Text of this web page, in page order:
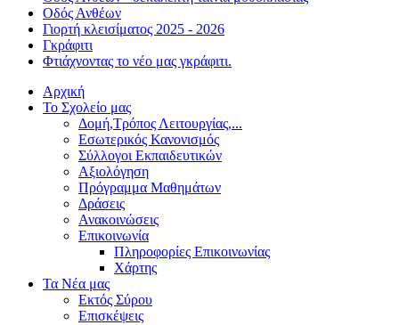
Οδός Ανθέων
Γιορτή κλεισίματος 2025 - 2026
Γκράφιτι
Φτιάχνοντας το νέο μας γκράφιτι.
Αρχική
Το Σχολείο μας
Δομή,Τρόπος Λειτουργίας,...
Εσωτερικός Κανονισμός
Σύλλογοι Εκπαιδευτικών
Αξιολόγηση
Πρόγραμμα Μαθημάτων
Δράσεις
Ανακοινώσεις
Επικοινωνία
Πληροφορίες Επικοινωνίας
Χάρτης
Τα Νέα μας
Εκτός Σύρου
Επισκέψεις